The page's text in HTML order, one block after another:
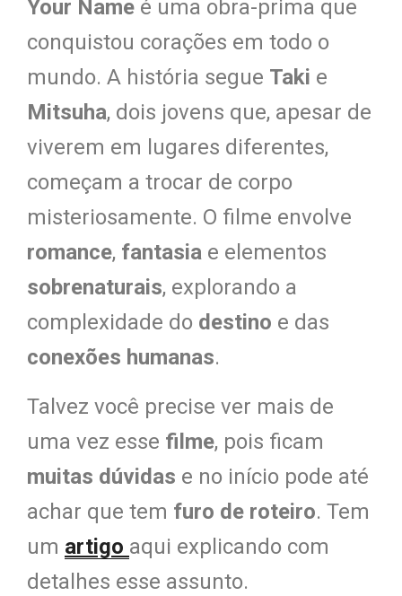
Your Name é uma obra-prima que
conquistou corações em todo o
mundo. A história segue Taki e
Mitsuha, dois jovens que, apesar de
viverem em lugares diferentes,
começam a trocar de corpo
misteriosamente. O filme envolve
romance, fantasia e elementos
sobrenaturais, explorando a
complexidade do destino e das
conexões humanas.
Talvez você precise ver mais de
uma vez esse filme, pois ficam
muitas dúvidas e no início pode até
achar que tem furo de roteiro. Tem
um artigo aqui explicando com
detalhes esse assunto.